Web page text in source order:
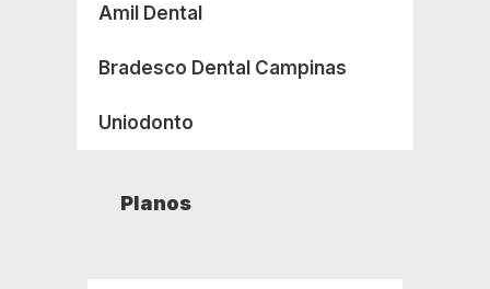
Amil Dental
Bradesco Dental Campinas
Uniodonto
Planos